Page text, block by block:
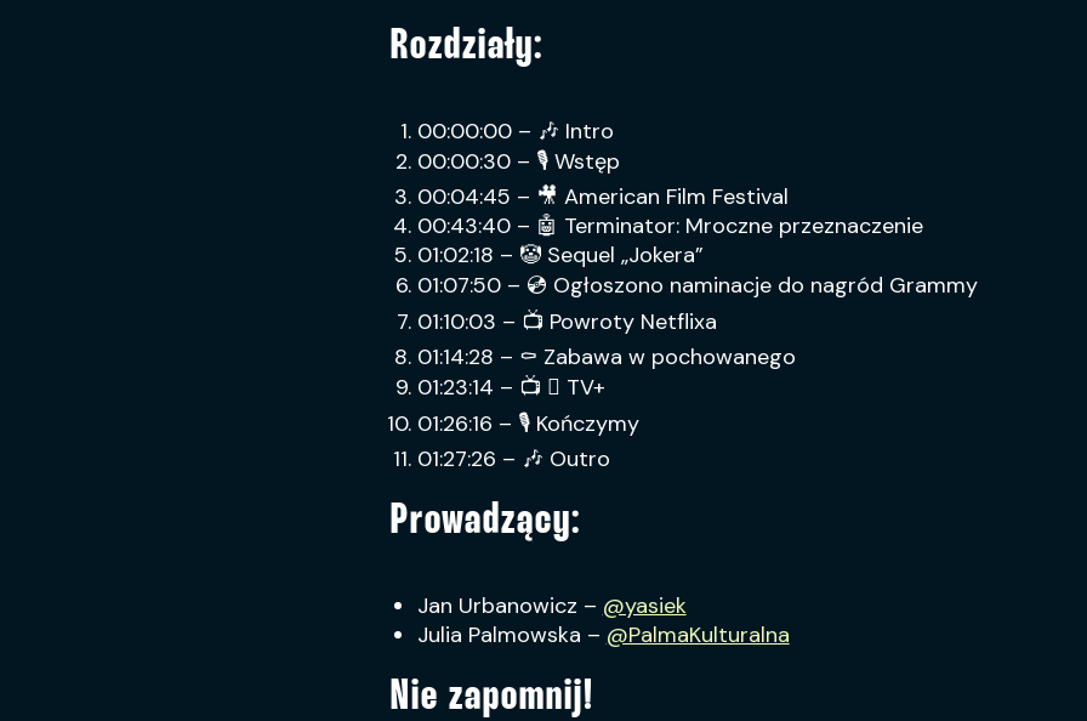
Rozdziały:
00:00:00 – 🎶 Intro
00:00:30 – 🎙 Wstęp
00:04:45 – 🎥 American Film Festival
00:43:40 – 🤖 Terminator: Mroczne przeznaczenie
01:02:18 – 🤡 Sequel „Jokera”
01:07:50 – 💿 Ogłoszono naminacje do nagród Grammy
01:10:03 – 📺 Powroty Netflixa
01:14:28 – ⚰️ Zabawa w pochowanego
01:23:14 – 📺  TV+
01:26:16 – 🎙 Kończymy
01:27:26 – 🎶 Outro
Prowadzący:
Jan Urbanowicz – @yasiek
Julia Palmowska – @PalmaKulturalna
Nie zapomnij!